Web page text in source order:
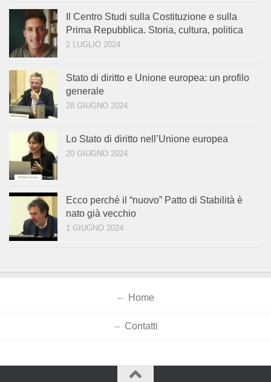
Il Centro Studi sulla Costituzione e sulla
Prima Repubblica. Storia, cultura, politica
2 LUGLIO 2024
Stato di diritto e Unione europea: un profilo
generale
28 GIUGNO 2024
Lo Stato di diritto nell’Unione europea
20 GIUGNO 2024
Ecco perché il “nuovo” Patto di Stabilità è
nato già vecchio
1 GIUGNO 2024
Home
Contatti